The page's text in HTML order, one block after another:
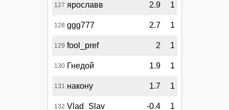
127 ярославв 2.9 1
128 ggg777 2.7 1
129 fool_pref 2 1
130 Гнедой 1.9 1
131 накону 1.7 1
132 Vlad_Slav -0.4 1